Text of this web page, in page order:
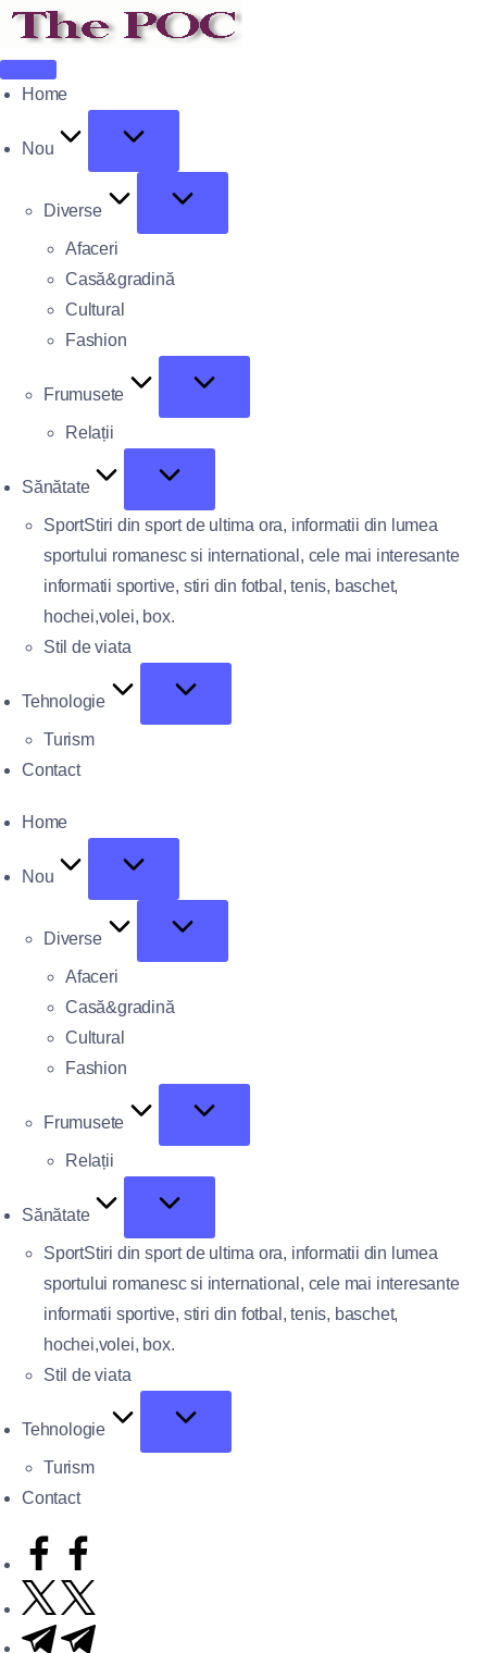
Home
Nou
Diverse
Afaceri
Casă&gradină
Cultural
Fashion
Frumusete
Relații
Sănătate
SportStiri din sport de ultima ora, informatii din lumea
sportului romanesc si international, cele mai interesante
informatii sportive, stiri din fotbal, tenis, baschet,
hochei,volei, box.
Stil de viata
Tehnologie
Turism
Contact
Home
Nou
Diverse
Afaceri
Casă&gradină
Cultural
Fashion
Frumusete
Relații
Sănătate
SportStiri din sport de ultima ora, informatii din lumea
sportului romanesc si international, cele mai interesante
informatii sportive, stiri din fotbal, tenis, baschet,
hochei,volei, box.
Stil de viata
Tehnologie
Turism
Contact